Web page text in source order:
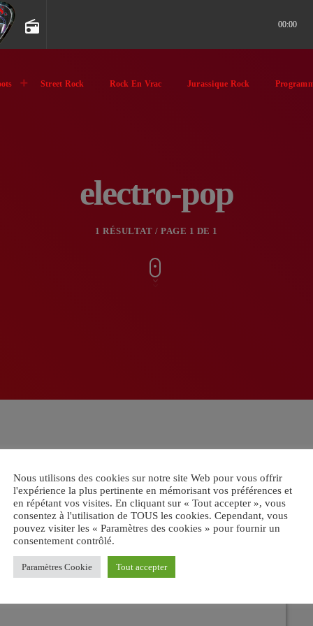
radio 00:00
Street Rock Rock En Vrac Jurassique Rock
electro-pop
1 RÉSULTAT / PAGE 1 DE 1
Nous utilisons des cookies sur notre site Web pour vous offrir
l'expérience la plus pertinente en mémorisant vos préférences et
en répétant vos visites. En cliquant sur « Tout accepter », vous
consentez à l'utilisation de TOUS les cookies. Cependant, vous
pouvez visiter les « Paramètres des cookies » pour fournir un
consentement contrôlé.
Paramètres Cookie Tout accepter